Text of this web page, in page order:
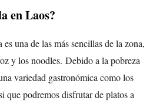
en Laos?
una de las más sencillas de la zona,
y los noodles.Debido a la pobreza
variedad gastronómica como los
que podremos disfrutar de platos a